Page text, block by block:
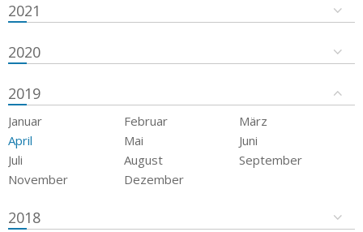
2021
2020
2019
Januar Februar
März
April
Mai
Juni
Juli
August
September
November
Dezember
2018